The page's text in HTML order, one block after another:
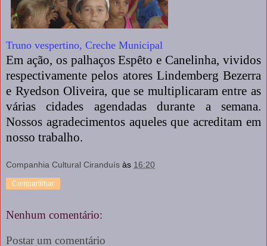
Truno vespertino, Creche Municipal
Em ação, os palhaços Espêto e Canelinha, vividos
respectivamente pelos atores Lindemberg Bezerra
e Ryedson Oliveira, que se multiplicaram entre as
várias cidades agendadas durante a semana.
Nossos agradecimentos aqueles que acreditam em
nosso trabalho.
Companhia Cultural Ciranduís às 16:20
Compartilhar
Nenhum comentário:
Postar um comentário